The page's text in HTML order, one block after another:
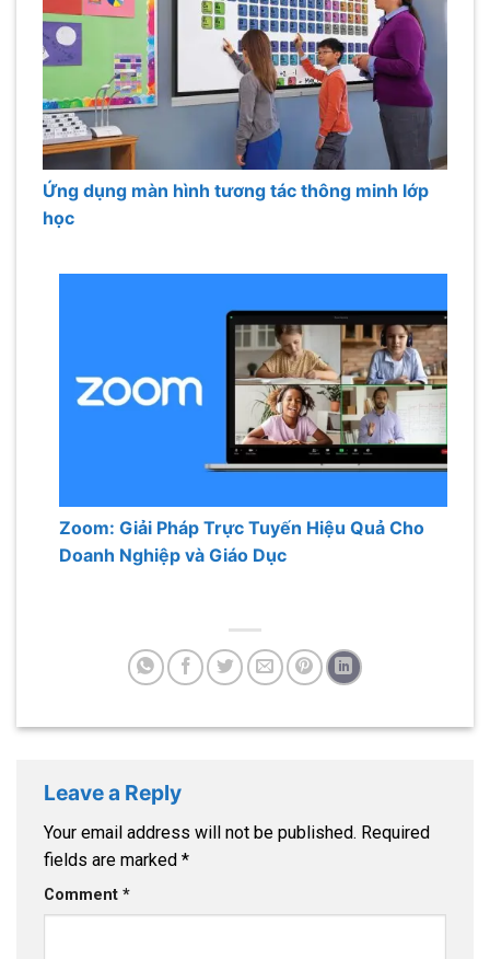
Ứng dụng màn hình tương tác thông minh lớp
học
Zoom: Giải Pháp Trực Tuyến Hiệu Quả Cho
Doanh Nghiệp và Giáo Dục
Leave a Reply
Your email address will not be published. Required
fields are marked *
Comment *